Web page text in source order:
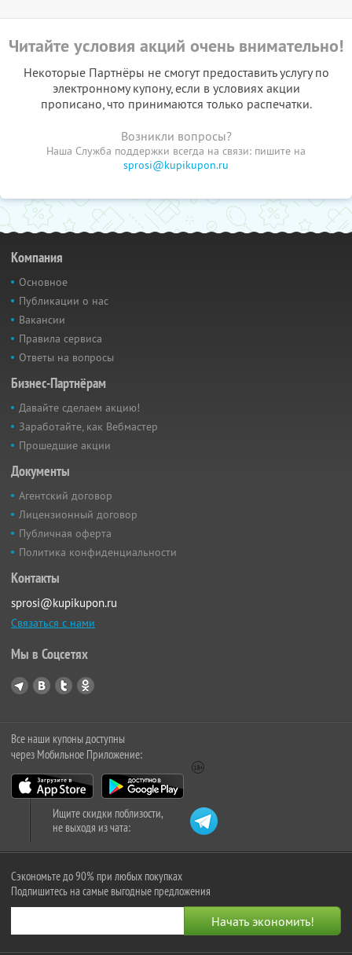
Читайте условия акций очень внимательно!
Некоторые Партнёры не смогут предоставить услугу по
электронному купону, если в условиях акции
прописано, что принимаются только распечатки.
Возникли вопросы?
Наша Служба поддержки всегда на связи: пишите на
sprosi@kupikupon.ru
Компания
Основное
Публикации о нас
Вакансии
Правила сервиса
Ответы на вопросы
Бизнес-Партнёрам
Давайте сделаем акцию!
Заработайте, как Вебмастер
Прошедшие акции
Документы
Агентский договор
Лицензионный договор
Публичная оферта
Политика конфиденциальности
Контакты
sprosi@kupikupon.ru
Связаться с нами
Мы в Соцсетях
Все наши купоны доступны
через Мобильное Приложение:
Ищите скидки поблизости,
не выходя из чата:
Сэкономьте до 90% при любых покупках
Подпишитесь на самые выгодные предложения